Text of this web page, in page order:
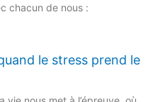
chacun de nous :
le stress prend le